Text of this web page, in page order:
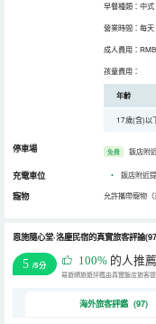
早餐種類：中式
營業時間：每
成人費用：
孩童費用：
年齡
17歲(含)以
停車場 免費 飯店附
充電車位 • 飯店附近
寵物 允許攜帶寵物（
恩施隨心堂·洛塵民宿的真實旅客評論
5 /5分 100% 的人推薦
海外旅客評鑑 (97)